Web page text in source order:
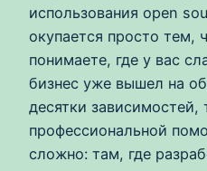
использования open
окупается просто тем,
понимаете, где у вас
бизнес уже вышел на
десятки зависимостей,
профессиональной
сложно: там, где